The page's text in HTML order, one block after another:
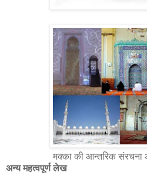
मक्का की आन्तरिक संरचना
अन्य महत्वपूर्ण लेख